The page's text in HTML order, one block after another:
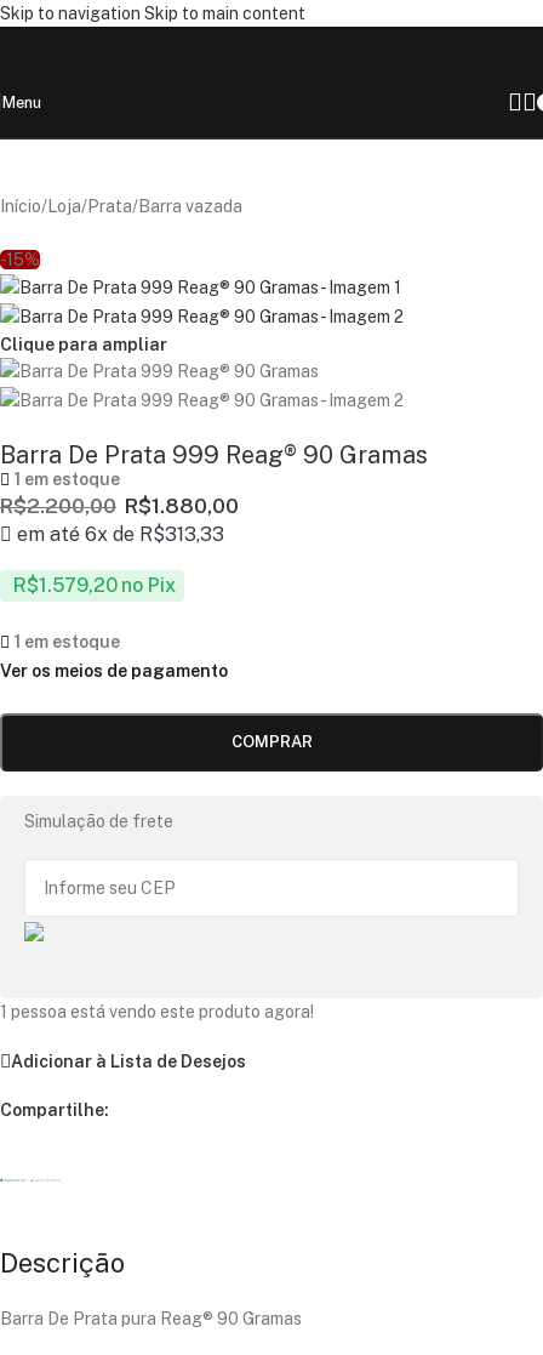
Skip to navigation Skip to main content
Menu
Início/Loja/Prata/Barra vazada
-15%
Clique para ampliar
Barra De Prata 999 Reag® 90 Gramas
1 em estoque
R$2.200,00 R$1.880,00
em até 6x de R$313,33
R$1.579,20 no Pix
1 em estoque
Ver os meios de pagamento
COMPRAR
Simulação de frete
1 pessoa está vendo este produto agora!
Adicionar à Lista de Desejos
Compartilhe:
Descrição
Barra De Prata pura Reag® 90 Gramas